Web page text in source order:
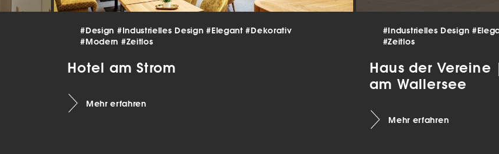
#Design #Industrielles Design#Elegant#Dekorativ
#Modern #Zeitlos
Hotel am Strom
Mehr erfahren
#Industrielles Design
#Zeitlos
Haus der
am Wallersee
Mehr erfahren
Funktion der Website erforderlich.